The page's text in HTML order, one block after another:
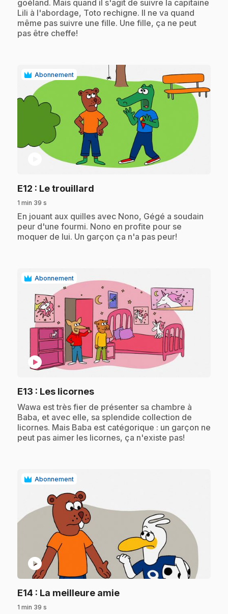
goéland. Mais quand il s'agit de suivre la capitaine
Lili à l'abordage, Toto rechigne. Il ne va quand
même pas suivre une fille. Une fille, ça ne peut
pas être cheffe!
Abonnement
play_circle
E12 : Le trouillard
1 min 39 s
.En jouant aux quilles avec Nono, Gégé a soudain
peur d'une fourmi. Nono en profite pour se
moquer de lui. Un garçon ça n'a pas peur!
Abonnement
play_circle
E13 : Les licornes.
.Wawa est très fier de présenter sa chambre à
Baba, et avec elle, sa splendide collection de
licornes. Mais Baba est catégorique : un garçon ne
peut pas aimer les licornes, ça n'existe pas!
Abonnement
play_circle
E14 : La meilleure amie.
1 min 39 s